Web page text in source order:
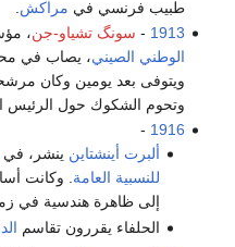
طبيب فرنسي في مراكش
1913
- سونگ تشياو-جن،
الوطني الصيني، يصاب في
ويتوفى بعد يومين وكان
وتحوم الشكوك حول الرئيس
1916
-
ألبرت أينشتاين ينشر، في
للنسبية العامة. وكانت
إلى ظاهرة هندسية في
الحلفاء يقررون تقاسم